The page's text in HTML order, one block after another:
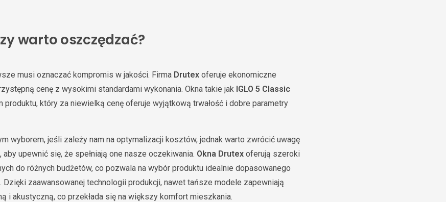
warto oszczędzać?
musi oznaczać kompromis w jakości. Firma Drutex oferuje ekonomiczne
cenę z wysokimi standardami wykonania. Okna takie jak IGLO 5 Classic
produktu, który za niewielką cenę oferuje wyjątkową trwałość i dobre parametry
wyborem, jeśli zależy nam na optymalizacji kosztów, jednak warto zwrócić uwagę
upewnić się, że spełniają one nasze oczekiwania. Okna Drutex oferują szeroki
do różnych budżetów, co pozwala na wybór produktu idealnie dopasowanego
zaawansowanej technologii produkcji, nawet tańsze modele zapewniają
i akustyczną, co przekłada się na większy komfort mieszkania.